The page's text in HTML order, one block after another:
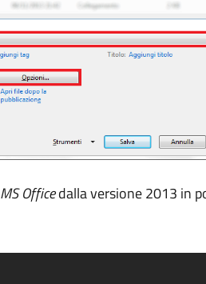
MS Officedalla versione 2013 in